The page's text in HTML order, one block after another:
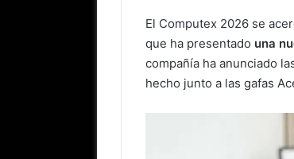
El Computex 2026 se
que ha presentado una
compañía ha anunciado
hecho junto a las gafas